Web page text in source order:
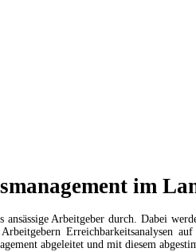
im
Arbeitgeber durch. Dabei
Erreichbarkeitsanalysen
abgeleitet und mit diesem